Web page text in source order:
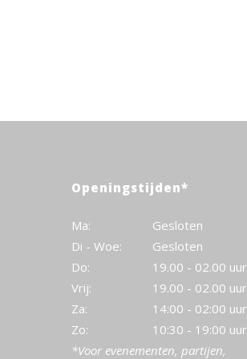
Openingstijden*
Ma:
Gesloten
Di - Woe:
Gesloten
Do:
19.00 - 02.00 uur
Vrij:
19.00 - 02.00 uur
Za:
14:00 - 02:00 uur
Zo:
10:30 - 19:00 uur
*Voor evenementen, partijen,